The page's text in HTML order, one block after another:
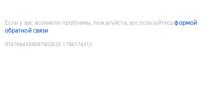
Если у вас возникли проблемы, пожалуйста, воспользуйтесьформой
обратной связи
9187664588687802635:1786174312